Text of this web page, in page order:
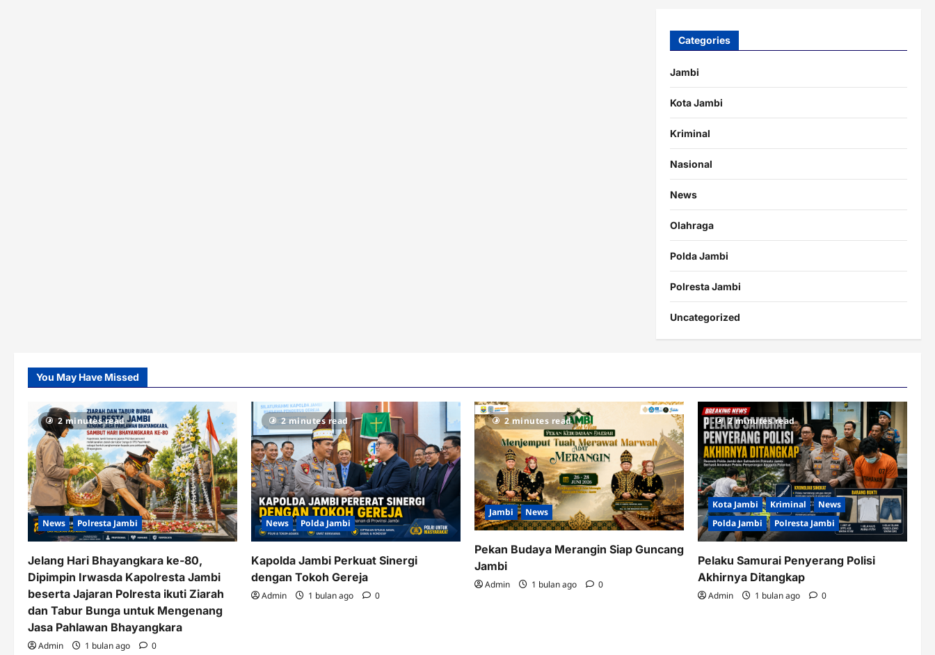
Categories
Jambi
Kota Jambi
Kriminal
Nasional
News
Olahraga
Polda Jambi
Polresta Jambi
Uncategorized
You May Have Missed
2 minutes read
News Polresta Jambi
Jelang Hari Bhayangkara ke-80,
Dipimpin Irwasda Kapolresta Jambi
beserta Jajaran Polresta ikuti Ziarah
dan Tabur Bunga untuk Mengenang
Jasa Pahlawan Bhayangkara
Admin 1 bulan ago 0
2 minutes read
News Polda Jambi
Kapolda Jambi Perkuat Sinergi
dengan Tokoh Gereja
Admin 1 bulan ago 0
2 minutes read
Jambi News
Pekan Budaya Merangin Siap Guncang
Jambi
Admin 1 bulan ago 0
2 minutes read
Kota Jambi Kriminal
News
Polda Jambi
Polresta Jambi
Pelaku Samurai Penyerang Polisi
Akhirnya Ditangkap
Admin 1 bulan ago 0